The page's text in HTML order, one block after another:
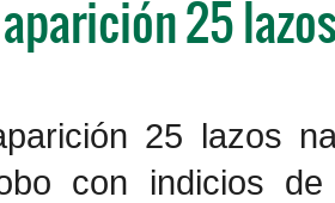
25
25 lazos
con indicios